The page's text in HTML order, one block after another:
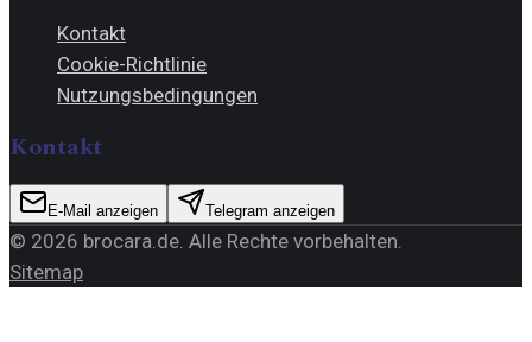
Kontakt
Cookie-Richtlinie
Nutzungsbedingungen
Kontakt
E-Mail anzeigen Telegram anzeigen
© 2026 brocara.de . Alle Rechte vorbehalten.
Sitemap